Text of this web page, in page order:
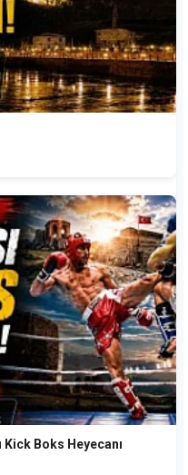
Kick Boks Heyecanı